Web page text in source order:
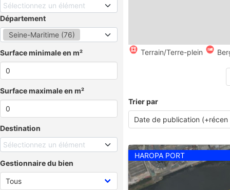
Sélectionnez un élément
Département
Seine-Maritime (76)
Surface minimale en m²
Surface maximale en m²
Destination
Sélectionnez un élément
Gestionnaire du bien
Terrain/Terre-plein
Trier par
HAROPA PORT